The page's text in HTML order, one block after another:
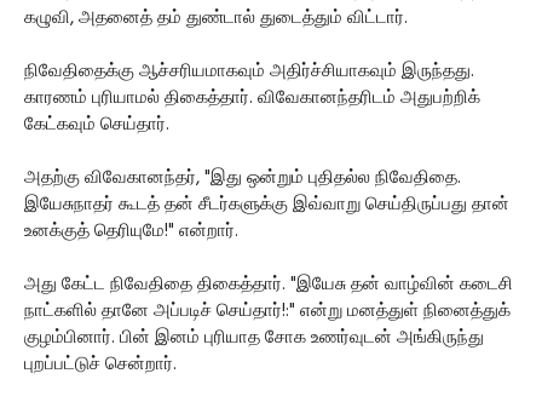
கழுவி, அதனைத் தம் துண்டால் துடைத்தும் விட்டார்.
நிவேதிதைக்கு ஆச்சரியமாகவும் அதிர்ச்சியாகவும் இருந்தது.
காரணம் புரியாமல் திகைத்தார். விவேகானந்தரிடம் அதுபற்றிக்
கேட்கவும் செய்தார்.
அதற்கு விவேகானந்தர், "இது ஒன்றும் புதிதல்ல நிவேதிதை.
இயேசுநாதர் கூடத் தன் சீடர்களுக்கு இவ்வாறு செய்திருப்பது தான்
உனக்குத் தெரியுமே!" என்றார்.
அது கேட்ட நிவேதிதை திகைத்தார். "இயேசு தன் வாழ்வின் கடைசி
நாட்களில் தானே அப்படிச் செய்தார்!:" என்று மனத்துள் நினைத்துக்
குழம்பினார். பின் இனம் புரியாத சோக உணர்வுடன் அங்கிருந்து
புறப்பட்டுச் சென்றார்.